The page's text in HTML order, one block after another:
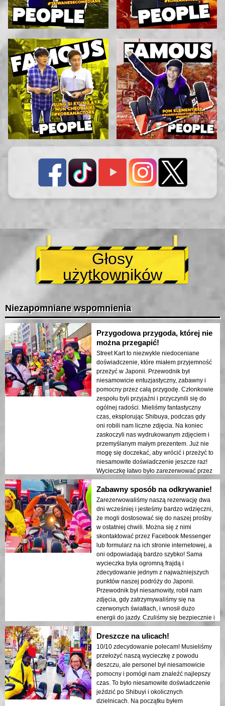
Głosy
użytkowników
Niezapomniane wspomnienia
Przygodowa przygoda, której nie
można przegapić!
Street Kart to niezwykle niedoceniane
doświadczenie, które miałem przyjemność
przeżyć w Japonii. Przewodnik był
niesamowicie entuzjastyczny, zabawny i
pomocny przez całą przygodę. Członkowie
zespołu byli przyjaźni i przyczynili się do
ogólnej radości. Mieliśmy fantastyczny
czas, eksplorując Shibuya, podczas gdy
oni robili nam liczne zdjęcia. Na koniec
zaskoczyli nas wydrukowanym zdjęciem i
przemyślanym małym prezentem. Już nie
mogę się doczekać, aby wrócić i przeżyć to
niesamowite doświadczenie jeszcze raz!
Wycieczkę łatwo było zarezerwować przez
Instagram lub Facebook, a personel zadbał
o to, aby wszystko przebiegło sprawnie.
Jeśli nie jesteś z Japonii, pamiętaj, że
będziesz potrzebować międzynarodowego
prawa jazdy i paszportu, więc upewnij się,
że przygotujesz je z wyprzedzeniem. Nie
przegap tej unikalnej i ekscytującej
sposobności, aby odkrywać ulice Shibuya!
Zabawny sposób na odkrywanie!
Zarezerwowaliśmy naszą rezerwację dwa
dni wcześniej i jesteśmy bardzo wdzięczni,
że mogli dostosować się do naszej prośby
w ostatniej chwili. Można się z nimi
skontaktować przez Facebook Messenger
lub formularz na ich stronie internetowej, a
oni odpowiadają bardzo szybko! Sama
wycieczka była ogromną frajdą i
zdecydowanie jednym z najważniejszych
punktów naszej podróży do Japonii.
Przewodnik był niesamowity, robił nam
zdjęcia, gdy zatrzymywaliśmy się na
czerwonych światłach, i wnosił dużo
energii do jazdy. Czuliśmy się bezpiecznie i
podekscytowani przez całą podróż.
Najlepszą częścią było przejeżdżanie
przez słynne skrzyżowanie Shibuya.
Ludzie na ulicy machali do nas i robili
zdjęcia, co sprawiało, że czuliśmy się
częścią tokijskiego zgiełku. Zdecydowanie
polecam spróbować kartingu ulicznego
podczas pobytu w Japonii – to
niezapomniane doświadczenie!
Dreszcze na ulicach!
10/10 zdecydowanie polecam! Musieliśmy
przełożyć naszą wycieczkę z powodu
deszczu, ale personel był niesamowicie
pomocny i pomógł nam znaleźć najlepszy
czas. To było niesamowite doświadczenie
jeździć po Shibuyi i okolicznych
dzielnicach. Na początku byłem